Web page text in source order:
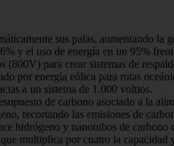
sus palas, aumentando
y el uso de energía en un 95%
para crear sistemas de
por energía eólica para rutas
a un sistema de 1.000 voltios.
de carbono asociado a la
recortando las emisiones de
hidrógeno y nanotubos de carbono
multiplica por cuatro la capacidad